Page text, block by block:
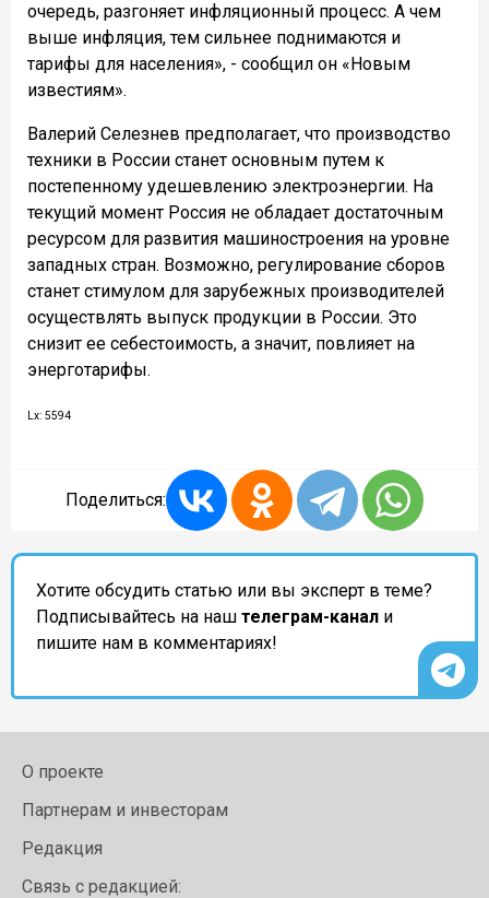
очередь, разгоняет инфляционный процесс. А чем
выше инфляция, тем сильнее поднимаются и
тарифы для населения», - сообщил он «Новым
известиям».
Валерий Селезнев предполагает, что производство
техники в России станет основным путем к
постепенному удешевлению электроэнергии. На
текущий момент Россия не обладает достаточным
ресурсом для развития машиностроения на уровне
западных стран. Возможно, регулирование сборов
станет стимулом для зарубежных производителей
осуществлять выпуск продукции в России. Это
снизит ее себестоимость, а значит, повлияет на
энерготарифы.
Lx: 5594
Поделиться:
Хотите обсудить статью или вы эксперт в теме?
Подписывайтесь на наш телеграм-канал и
пишите нам в комментариях!
О проекте
Партнерам и инвесторам
Редакция
Связь с редакцией: